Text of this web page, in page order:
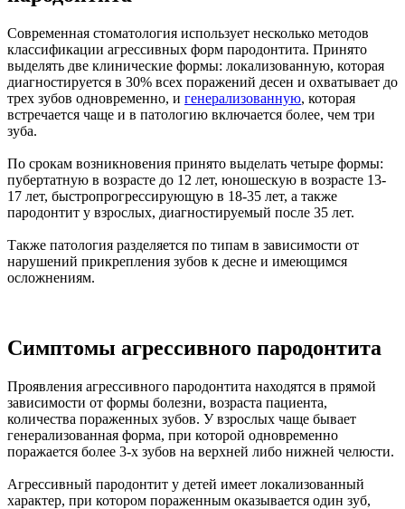
Современная стоматология использует несколько методов
классификации агрессивных форм пародонтита. Принято
выделять две клинические формы: локализованную, которая
диагностируется в 30% всех поражений десен и охватывает до
трех зубов одновременно, и генерализованную, которая
встречается чаще и в патологию включается более, чем три
зуба.
По срокам возникновения принято выделать четыре формы:
пубертатную в возрасте до 12 лет, юношескую в возрасте 13-
17 лет, быстропрогрессирующую в 18-35 лет, а также
пародонтит у взрослых, диагностируемый после 35 лет.
Также патология разделяется по типам в зависимости от
нарушений прикрепления зубов к десне и имеющимся
осложнениям.
Симптомы агрессивного пародонтита
Проявления агрессивного пародонтита находятся в прямой
зависимости от формы болезни, возраста пациента,
количества пораженных зубов. У взрослых чаще бывает
генерализованная форма, при которой одновременно
поражается более 3-х зубов на верхней либо нижней челюсти.
Агрессивный пародонтит у детей имеет локализованный
характер, при котором пораженным оказывается один зуб,